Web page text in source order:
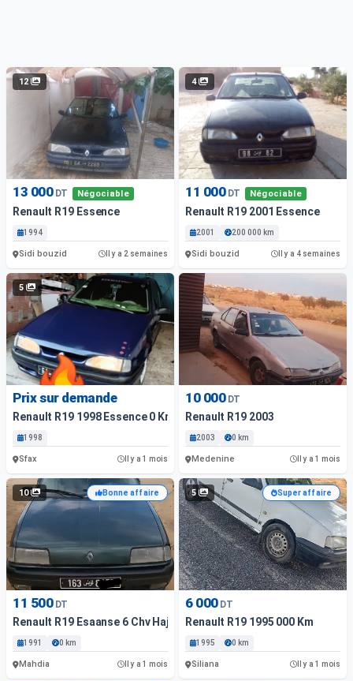
12
13 000 DT Négociable
Renault R19 Essence
1994
Sidi bouzid Il y a 2 semaines
4
11 000 DT Négociable
Renault R19 2001 Essence
2001 200 000 km
Sidi bouzid Il y a 4 semaines
5
Prix sur demande
Renault R19 1998 Essence 0 Km Sfax
1998
Sfax Il y a 1 mois
10 000 DT
Renault R19 2003
2003 0 km
Medenine Il y a 1 mois
10 Bonne affaire
11 500 DT
Renault R19 Esaanse 6 Chv Haja Ndhifaa 28654792
1991 0 km
Mahdia Il y a 1 mois
5 Super affaire
6 000 DT
Renault R19 1995 000 Km
1995 0 km
Siliana Il y a 1 mois